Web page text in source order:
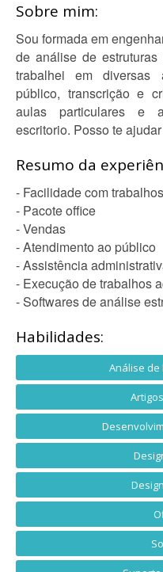
Sobre mim:
Sou formada em
de análise de
trabalhei em diversas
público, transcrição e
aulas particulares e
escritorio. Posso te
Resumo da
- Facilidade com
- Pacote office
- Vendas
- Atendimento ao público
- Assistência
- Execução de trabalhos
- Softwares de análise
Habilidades:
Análise de